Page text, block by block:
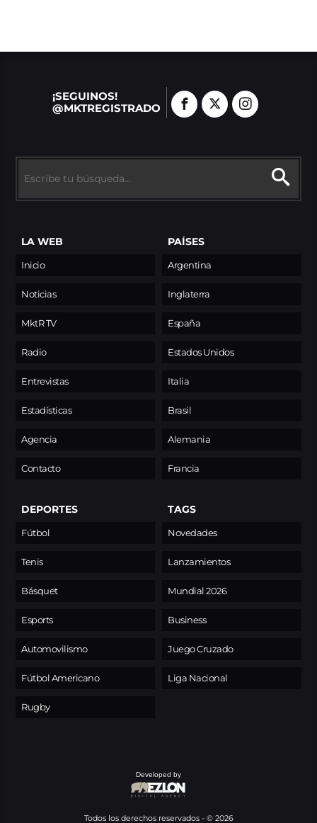
¡SEGUINOS!
@MKTREGISTRADO
LA WEB
Inicio
Noticias
MktR TV
Radio
Entrevistas
Estadísticas
Agencia
Contacto
PAÍSES
Argentina
Inglaterra
España
Estados Unidos
Italia
Brasil
Alemania
Francia
DEPORTES
Fútbol
Tenis
Básquet
Esports
Automovilismo
Fútbol Americano
Rugby
TAGS
Novedades
Lanzamientos
Mundial 2026
Business
Juego Cruzado
Liga Nacional
Developed by
Todos los derechos reservados - © 2026